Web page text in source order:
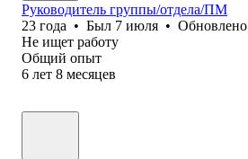
Руководитель группы/отдела/ПМ
23 года • Был 7 июля • Обновлено
Не ищет работу
Общий опыт
6 лет 8 месяцев